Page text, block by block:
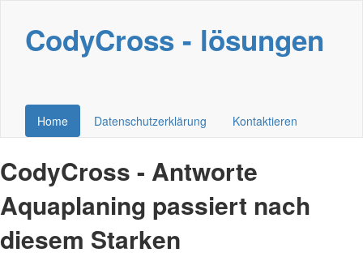
CodyCross - lösungen
Home Datenschutzerklärung Kontaktieren
CodyCross - Antworte
Aquaplaning passiert nach
diesem Starken